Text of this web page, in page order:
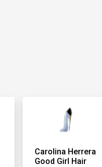
Carolina Herrera
Good Girl Hair